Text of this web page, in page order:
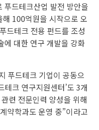
푸드테크산업 발전 방안을
100억원을 시작으로 오
드테크 전용 펀드를 조성
에 대한 연구 개발을 강화
푸드테크 기업이 공동으
테크 연구지원센터’도 3개
련 전문인력 양성을 위해
약학과도 운영 중”이라고